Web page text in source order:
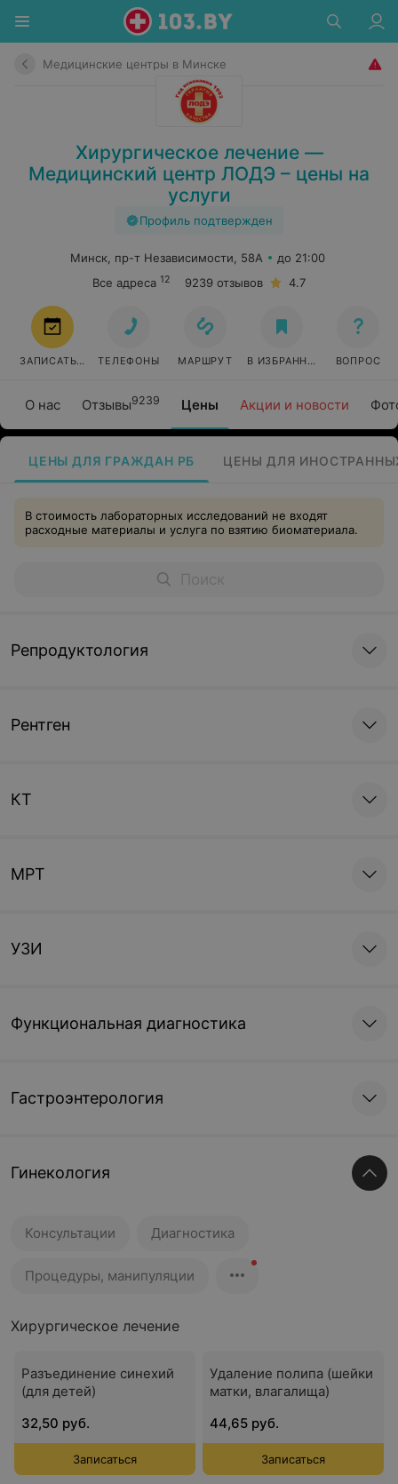
Медицинские центры в Минске
Хирургическое лечение —
Медицинский центр ЛОДЭ – цены на
услуги
Профиль подтвержден
О нас Отзывы9239 Цены Акции и новости
Минск, пр-т Независимости, 58А
до 21:00
Все адреса 12 9239 отзывов 4.7
ЗАПИСАТЬСЯ ТЕЛЕФОНЫ МАРШРУТ В ИЗБРАННОЕ ВОПРОС
ЦЕНЫ ДЛЯ ГРАЖДАН РБ ЦЕНЫ ДЛЯ
В стоимость лабораторных исследований не входят
расходные материалы и услуга по взятию биоматериала.
Репродуктология
Рентген
КТ
МРТ
УЗИ
Функциональная диагностика
Гастроэнтерология
Гинекология
Консультации Диагностика
Процедуры, манипуляции
Хирургическое лечение
Разъединение синехий
(для детей)
32,50 руб.
Записаться
Удаление полипа (шейки
матки, влагалища)
44,65 руб.
Записаться